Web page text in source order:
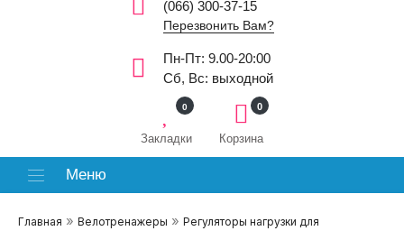
(066) 300-37-15
Перезвонить Вам?
Пн-Пт: 9.00-20:00
Сб, Вс: выходной
Закладки
0
Корзина
0
Меню
Главная » Велотренажеры » Регуляторы нагрузки для